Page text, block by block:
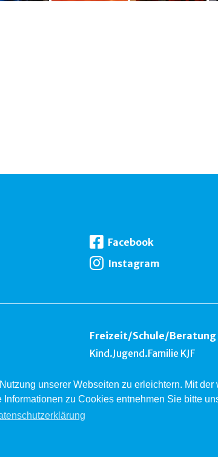
unserer Webseiten zu erleichtern. Mit
zu Cookies entnehmen Sie bitte
Facebook
Instagram
Freizeit/Schule/Beratung
Kind.Jugend.Familie KJF